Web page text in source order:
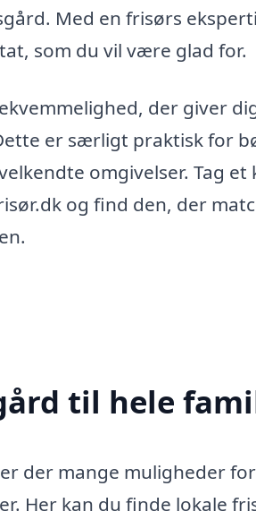
Med en frisørs
som du vil være glad for.
der giver
er særligt praktisk for
omgivelser. Tag et
og find den, der
til hele
der mange muligheder
Her kan du finde lokale